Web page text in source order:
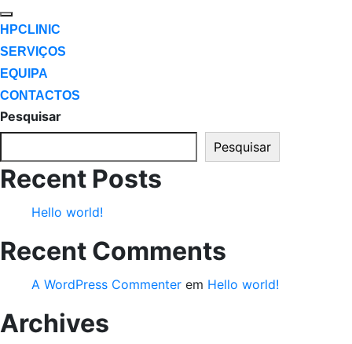
HPCLINIC
SERVIÇOS
EQUIPA
CONTACTOS
Pesquisar
Pesquisar
Recent Posts
Hello world!
Recent Comments
A WordPress Commenter em Hello world!
Archives